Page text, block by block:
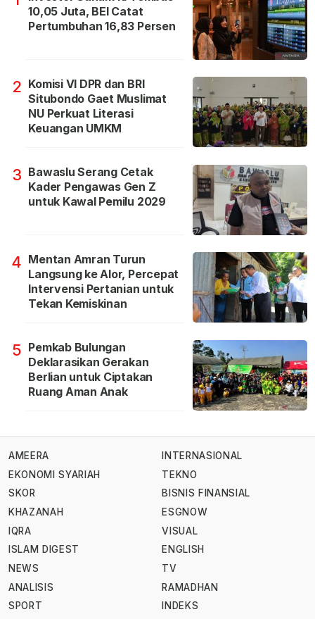
10,05 Juta, BEI Catat
Pertumbuhan 16,83 Persen
2 Komisi VI DPR dan BRI
Situbondo Gaet Muslimat
NU Perkuat Literasi
Keuangan UMKM
3 Bawaslu Serang Cetak
Kader Pengawas Gen Z
untuk Kawal Pemilu 2029
4 Mentan Amran Turun
Langsung ke Alor, Percepat
Intervensi Pertanian untuk
Tekan Kemiskinan
5 Pemkab Bulungan
Deklarasikan Gerakan
Berlian untuk Ciptakan
Ruang Aman Anak
AMEERA
EKONOMI SYARIAH
SKOR
KHAZANAH
IQRA
ISLAM DIGEST
NEWS
ANALISIS
SPORT
INTERNASIONAL
TEKNO
BISNIS FINANSIAL
ESGNOW
VISUAL
ENGLISH
TV
RAMADHAN
INDEKS